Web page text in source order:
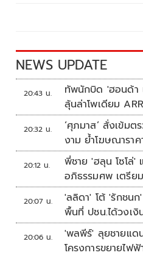
NEWS UPDATE
20:43 น.
ทัพนักบิด 'ฮอนด้า
ลุ้นล่าโพเดียม
กา
20:32 น.
‘ศุภมาส’ สั่งเข้มต
งาม ย้ำโฆษณารา
20:12 น.
พี่ชาย 'ฮลุน โซโล่'
อภิธรรมศพ เตรีย
ส.ค.
20:07 น.
'ลลิดา' โต้ 'รักชน
พื้นที่ ปชน.ได้วงเงิ
20:06 น.
'พลพีร์' ลุยชายแด
โครงการขยายไฟ